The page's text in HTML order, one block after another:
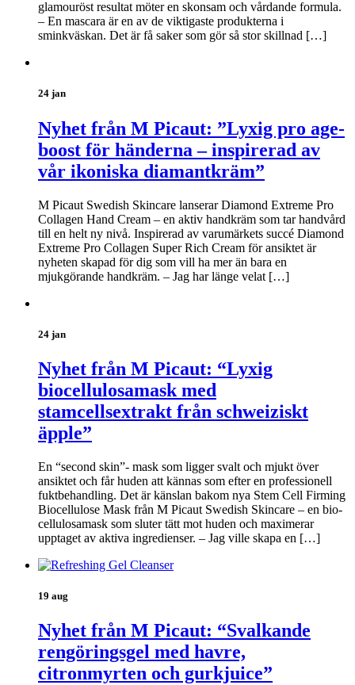
glamouröst resultat möter en skonsam och vårdande formula.
– En mascara är en av de viktigaste produkterna i
sminkväskan. Det är få saker som gör så stor skillnad […]
24 jan
Nyhet från M Picaut: ”Lyxig pro age-
boost för händerna – inspirerad av
vår ikoniska diamantkräm”
M Picaut Swedish Skincare lanserar Diamond Extreme Pro
Collagen Hand Cream – en aktiv handkräm som tar handvård
till en helt ny nivå. Inspirerad av varumärkets succé Diamond
Extreme Pro Collagen Super Rich Cream för ansiktet är
nyheten skapad för dig som vill ha mer än bara en
mjukgörande handkräm. – Jag har länge velat […]
24 jan
Nyhet från M Picaut: “Lyxig
biocellulosamask med
stamcellsextrakt från schweiziskt
äpple”
En “second skin”- mask som ligger svalt och mjukt över
ansiktet och får huden att kännas som efter en professionell
fuktbehandling. Det är känslan bakom nya Stem Cell Firming
Biocellulose Mask från M Picaut Swedish Skincare – en bio-
cellulosamask som sluter tätt mot huden och maximerar
upptaget av aktiva ingredienser. – Jag ville skapa en […]
19 aug
Nyhet från M Picaut: “Svalkande
rengöringsgel med havre,
citronmyrten och gurkjuice”